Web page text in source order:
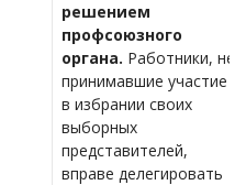
решением
профсоюзного
органа. Работники, не
принимавшие участие
в избрании своих
выборных
представителей,
вправе делегировать